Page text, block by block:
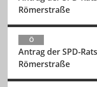
Römerstraße
Ö
Antrag der SPD-
Römerstraße